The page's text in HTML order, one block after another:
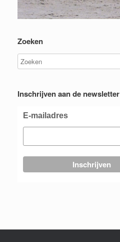
Zoeken
Inschrijven aan de newsletter
E-mailadres